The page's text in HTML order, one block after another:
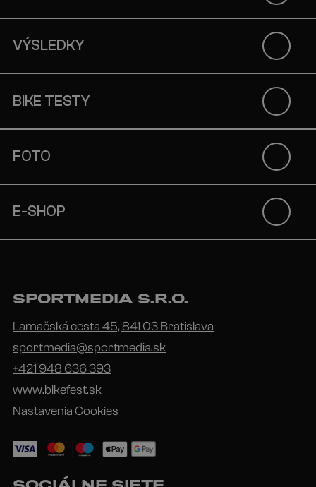
VÝSLEDKY
BIKE TESTY
FOTO
E-SHOP
SPORTMEDIA S.R.O.
Lamačská cesta 45, 841 03 Bratislava
sportmedia@sportmedia.sk
+421 948 636 393
www.bikefest.sk
Nastavenia Cookies